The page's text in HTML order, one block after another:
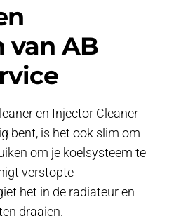
van AB
en Injector Cleaner
bent, is het ook slim om
om je koelsysteem te
verstopte
het in de radiateur en
draaien.